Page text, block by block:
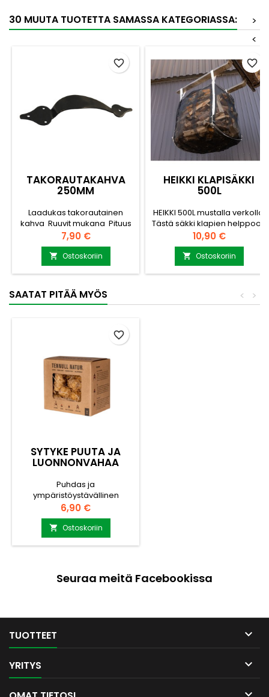
30 MUUTA TUOTETTA SAMASSA KATEGORIASSA:
>
<
TAKORAUTAKAHVA
250MM
Laadukas takorautainen
kahva Ruuvit mukana Pituus
250mm Sopii hyvin varsinkin
puuliitereihin Sisältyy
jokaiseen liiteritoimitukseen
Hinta
7,90 €
 Ostoskoriin
favorite_border
HEIKKI KLAPISÄKKI
500L
HEIKKI 500L mustalla verkolla.
Tästä säkki klapien helppoon
käsittelemiseen mönkijällä tai
pienkuormaajalla. Suositun
HEIKKI-säkkisarjan
keskikokoinen klapisäkki.
Valitse laadukas
täysverkko säkissä ilman
Hinta
10,90 €
 Ostoskoriin
favorite_border
SAATAT PITÄÄ MYÖS >
<
SYTYKE PUUTA JA
LUONNONVAHAA
Puhdas ja
ympäristöystävällinen
sytytyspala. 32kpl laatikko
Pakattu siistiin laatikkoon,
jonka voi viedä lahjaksi.
Valmistettu puukuidusta ja
luonnonvahasta. Paloaika
Hinta
6,90 €
 Ostoskoriin
favorite_border
Seuraa meitä Facebookissa
TUOTTEET 
YRITYS 